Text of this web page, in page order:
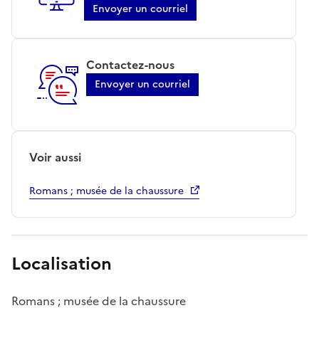
Envoyer un courriel
Contactez-nous
Envoyer un courriel
Voir aussi
Romans ; musée de la chaussure
Localisation
Romans ; musée de la chaussure